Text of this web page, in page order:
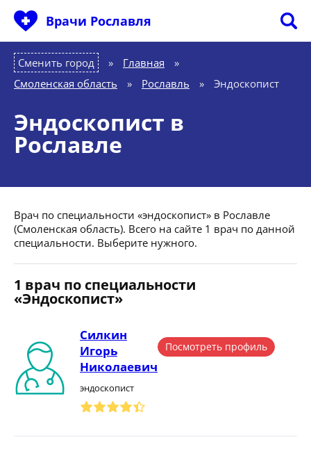
Врачи Рославля
Сменить город Главная
»
Смоленская область
» Рославль » Эндоскопист
Эндоскопист в
Рославле
Врач по специальности «эндоскопист» в Рославле
(Смоленская область). Всего на сайте 1 врач по данной
специальности. Выберите нужного.
1 врач по специальности
«Эндоскопист»
Силкин
Игорь
Николаевич
эндоскопист
Посмотреть профиль